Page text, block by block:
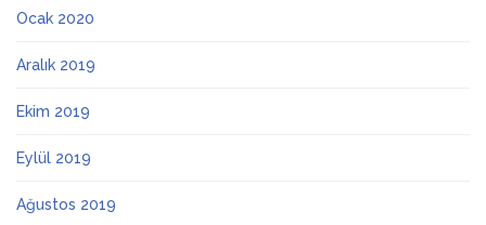
Ocak 2020
Aralık 2019
Ekim 2019
Eylül 2019
Ağustos 2019